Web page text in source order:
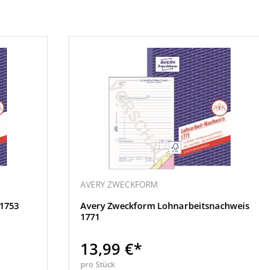
AVERY ZWECKFORM
Avery Zweckform Lohnarbeitsnachweis
1771
13,99 €*
pro Stück